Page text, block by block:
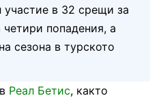
участие в 32 срещи за
попадения, а
сезона в турското
Реал Бетис, както